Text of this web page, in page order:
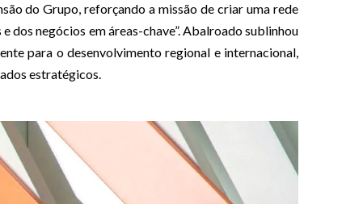
do Grupo, reforçando a missão de criar uma rede
dos negócios em áreas-chave”. Abalroado sublinhou
para o desenvolvimento regional e internacional,
estratégicos.